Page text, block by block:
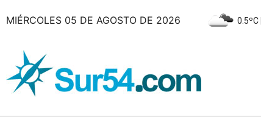
MIÉRCOLES 05 DE AGOSTO DE 2026 0.5ºC